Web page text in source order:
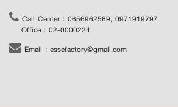
Call Center : 0656962569, 0971919797
Office : 02-0000224
Email : essefactory@gmail.com